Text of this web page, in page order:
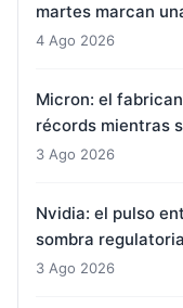
martes marcan
4 Ago 2026
Micron: el
récords mientras
3 Ago 2026
Nvidia: el pulso
sombra regulatoria
3 Ago 2026